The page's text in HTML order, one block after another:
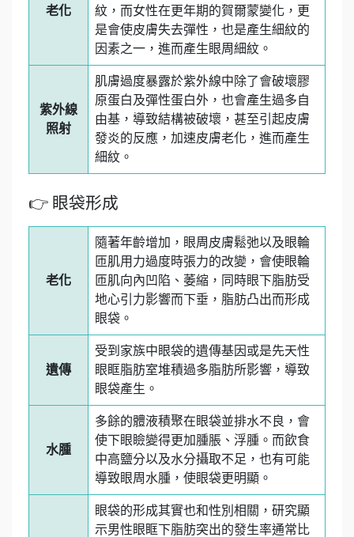
老化
紋，而女性在更年期的賀爾蒙變化，更
是會使皮膚失去彈性，也是產生細紋的
因素之一，進而產生眼周細紋。
紫外線
照射
肌膚過度暴露於紫外線中除了會破壞膠
原蛋白及彈性蛋白外，也會產生過多自
由基，導致結構被破壞，甚至引起皮膚
發炎的反應，加速皮膚老化，進而產生
細紋。
👉 眼袋形成
老化
隨著年齡增加，眼周皮膚鬆弛以及眼輪
匝肌用力過度時張力的改變，會使眼輪
匝肌向內凹陷、萎縮，同時眼下脂肪受
地心引力影響而下垂，脂肪凸出而形成
眼袋。
遺傳
受到家族中眼袋的遺傳基因或是先天性
眼眶脂肪室堆積過多脂肪所影響，導致
眼袋產生。
水腫
多餘的體液積聚在眼袋並排水不良，會
使下眼瞼變得更加腫脹、浮腫。而飲食
中高鹽分以及水分攝取不足，也有可能
導致眼周水腫，使眼袋更明顯。
眼袋的形成其實也和性別相關，研究顯
示男性眼眶下脂肪突出的發生率通常比